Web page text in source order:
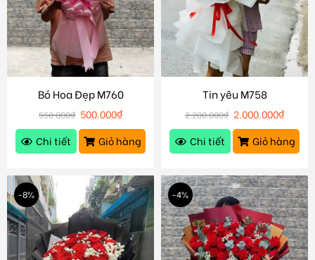
Bó Hoa Đẹp M760
550.000₫ 500.000₫
Chi tiết
Giỏ hàng
Tin yêu M758
2.200.000₫ 2.000.000₫
Chi tiết
Giỏ hàng
-8% -4%